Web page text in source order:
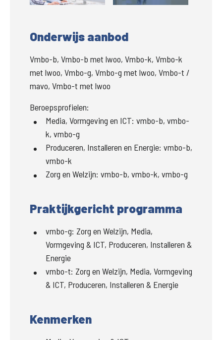
Onderwijs aanbod
Vmbo-b, Vmbo-b met lwoo, Vmbo-k, Vmbo-k
met lwoo, Vmbo-g, Vmbo-g met lwoo, Vmbo-t /
mavo, Vmbo-t met lwoo
Beroepsprofielen:
Media, Vormgeving en ICT: vmbo-b, vmbo-
k, vmbo-g
Produceren, Installeren en Energie: vmbo-b,
vmbo-k
Zorg en Welzijn: vmbo-b, vmbo-k, vmbo-g
Praktijkgericht programma
vmbo-g: Zorg en Welzijn, Media,
Vormgeving & ICT, Produceren, Installeren &
Energie
vmbo-t: Zorg en Welzijn, Media, Vormgeving
& ICT, Produceren, Installeren & Energie
Kenmerken